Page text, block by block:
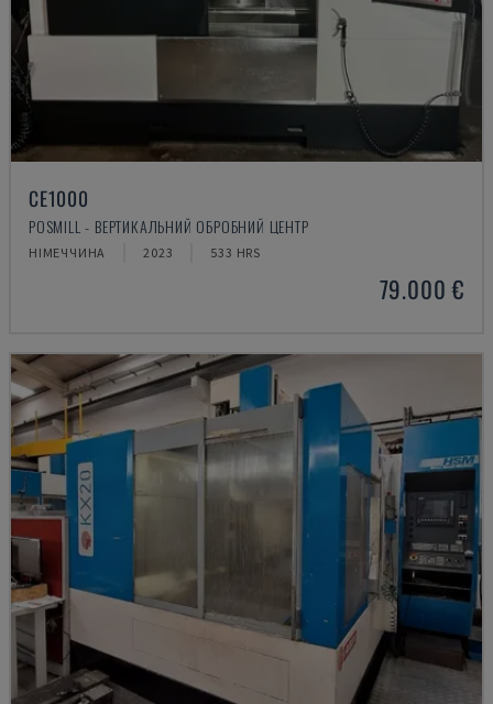
CE1000
POSMILL - ВЕРТИКАЛЬНИЙ ОБРОБНИЙ ЦЕНТР
НІМЕЧЧИНА 2023 533 HRS
79.000 €